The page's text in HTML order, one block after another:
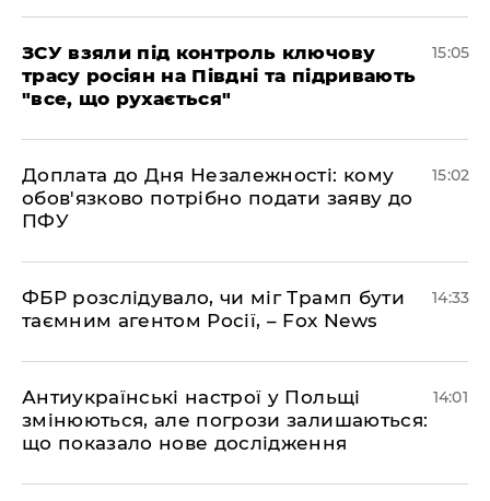
ЗСУ взяли під контроль ключову
трасу росіян на Півдні та підривають
"все, що рухається"
15:05
Доплата до Дня Незалежності: кому
обов'язково потрібно подати заяву до
ПФУ
15:02
ФБР розслідувало, чи міг Трамп бути
таємним агентом Росії, – Fox News
14:33
Антиукраїнські настрої у Польщі
змінюються, але погрози залишаються:
що показало нове дослідження
14:01